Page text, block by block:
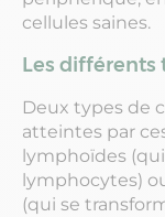
cellules saines.
Les différents
Deux types de
atteintes par
lymphoïdes
lymphocytes)
(qui se